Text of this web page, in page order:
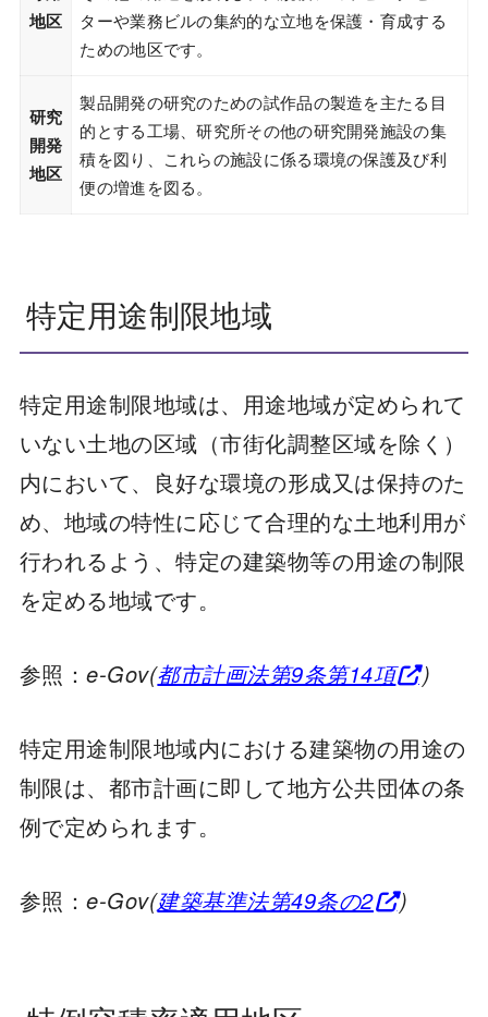
地区
ターや業務ビルの集約的な立地を保護・育成する
ための地区です。
研究
開発
地区
製品開発の研究のための試作品の製造を主たる目
的とする工場、研究所その他の研究開発施設の集
積を図り、これらの施設に係る環境の保護及び利
便の増進を図る。
特定用途制限地域
特定用途制限地域は、用途地域が定められて
いない土地の区域（市街化調整区域を除く）
内において、良好な環境の形成又は保持のた
め、地域の特性に応じて合理的な土地利用が
行われるよう、特定の建築物等の用途の制限
を定める地域です。
参照：e-Gov(都市計画法第9条第14項 )
特定用途制限地域内における建築物の用途の
制限は、都市計画に即して地方公共団体の条
例で定められます。
参照：e-Gov(建築基準法第49条の2 )